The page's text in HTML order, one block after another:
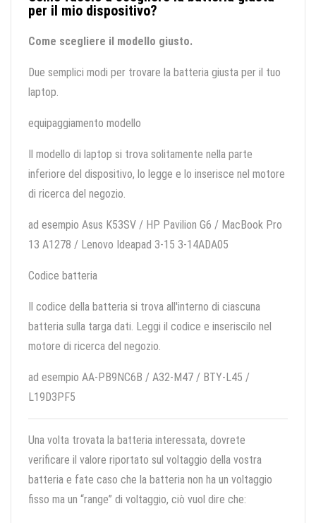
per il mio dispositivo?
Come scegliere il modello giusto.
Due semplici modi per trovare la batteria giusta per il tuo
laptop.
equipaggiamento modello
Il modello di laptop si trova solitamente nella parte
inferiore del dispositivo, lo legge e lo inserisce nel motore
di ricerca del negozio.
ad esempio Asus K53SV / HP Pavilion G6 / MacBook Pro
13 A1278 / Lenovo Ideapad 3-15 3-14ADA05
Codice batteria
Il codice della batteria si trova all'interno di ciascuna
batteria sulla targa dati. Leggi il codice e inseriscilo nel
motore di ricerca del negozio.
ad esempio AA-PB9NC6B / A32-M47 / BTY-L45 /
L19D3PF5
Una volta trovata la batteria interessata, dovrete
verificare il valore riportato sul voltaggio della vostra
batteria e fate caso che la batteria non ha un voltaggio
fisso ma un “range” di voltaggio, ciò vuol dire che: